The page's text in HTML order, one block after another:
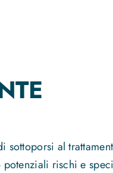
al
rischi e